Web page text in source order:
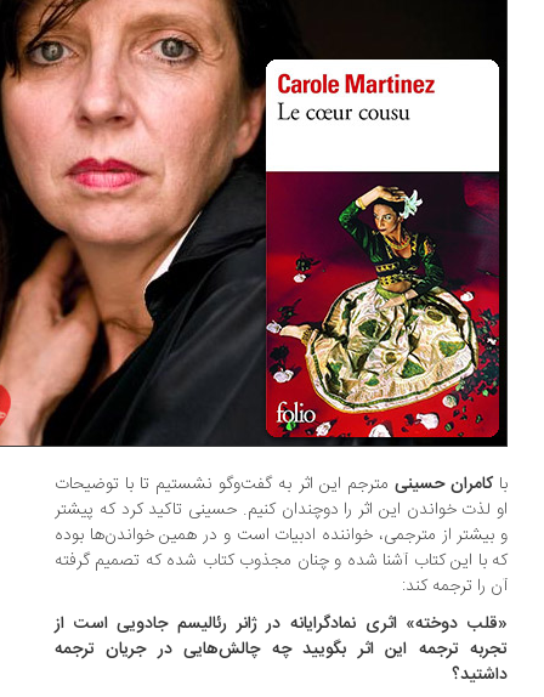
کامران حسینیمترجم این اثر به گفت‌وگو نشستیم تا با توضیحات
لذت خواندن این اثر را دوچندان کنیم. حسینی تاکید کرد که پیشتر
از مترجمی، خواننده ادبیات است و در همین خواندن‌ها بوده
با این کتاب آشنا شده و چنان مجذوب کتاب شده که تصمیم گرفته
را ترجمه کند:
دوخته» اثری نمادگرایانه در ژانر رئالیسم جادویی است از
ترجمه این اثر بگویید چه چالش‌هایی در جریان ترجمه